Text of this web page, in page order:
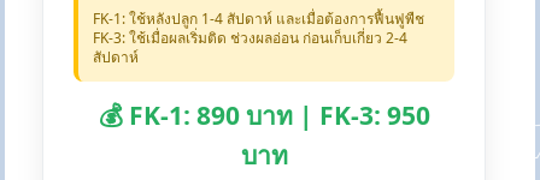
FK-1: ใช้หลังปลูก 1-4 สัปดาห์ และเมื่อต้องการฟื้นฟูพืช
FK-3: ใช้เมื่อผลเริ่มติด ช่วงผลอ่อน ก่อนเก็บเกี่ยว 2-4
สัปดาห์
💰 FK-1: 890 บาท | FK-3: 950
บาท